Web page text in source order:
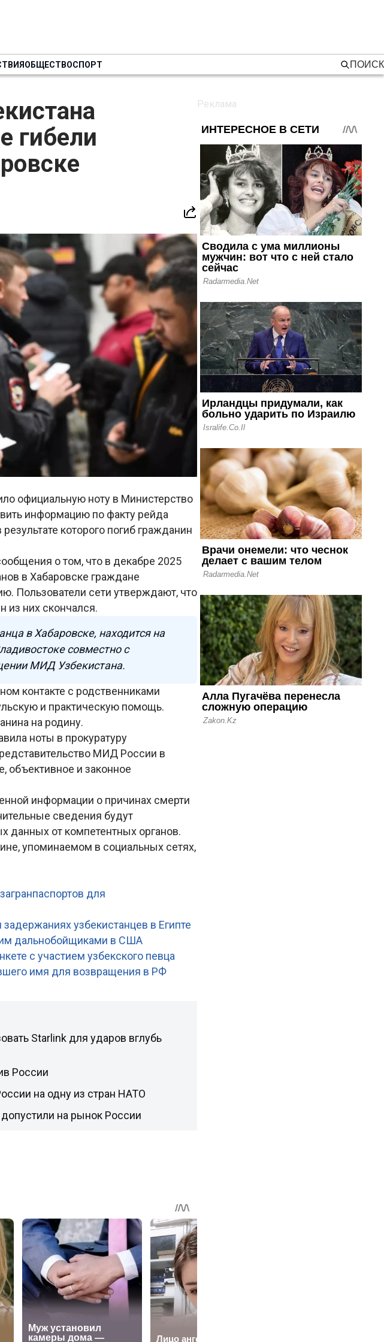
ОБЩЕСТВОСПОРТ ПОИСК
гибели
официальную ноту в Министерство
информацию по факту рейда
которого погиб гражданин
о том, что в декабре 2025
в Хабаровске граждане
Пользователи сети утверждают, что
из них скончался.
в Хабаровске, находится на
совместно с
МИД Узбекистана.
контакте с родственниками
и практическую помощь.
на родину.
ноты в прокуратуру
МИД России в
объективное и законное
информации о причинах смерти
сведения будут
данных от компетентных органов.
упоминаемом в социальных сетях,
для
узбекистанцев в Египте
дальнобойщиками в США
с участием узбекского певца
имя для возвращения в РФ
Starlink для ударов вглубь
России
на одну из стран НАТО
на рынок России